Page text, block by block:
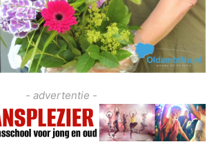
- advertentie -